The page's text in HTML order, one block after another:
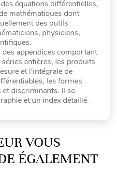
équations différentielles,
mathématiques dont
des outils
physiciens,
appendices comportant
entières, les produits
et l’intégrale de
les formes
discriminants. Il se
et un index détaillé.
VOUS
ÉGALEMENT